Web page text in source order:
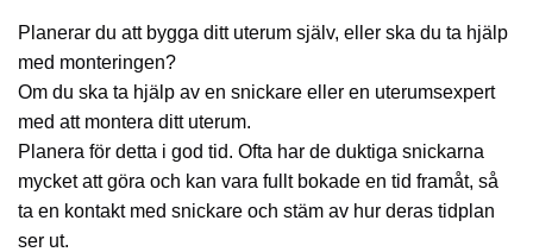
Planerar du att bygga ditt uterum själv, eller ska du ta hjälp
med monteringen?
Om du ska ta hjälp av en snickare eller en uterumsexpert
med att montera ditt uterum.
Planera för detta i god tid. Ofta har de duktiga snickarna
mycket att göra och kan vara fullt bokade en tid framåt, så
ta en kontakt med snickare och stäm av hur deras tidplan
ser ut.